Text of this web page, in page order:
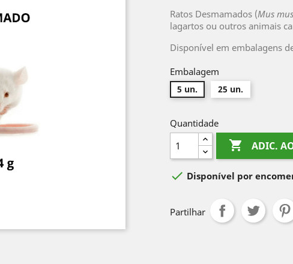
Ratos Desmamados (Mus
lagartos ou outros animais
Disponível em embalagens
Embalagem
5 un. 25 un.
Quantidade
 ADIC.
 Disponível por
Partilhar